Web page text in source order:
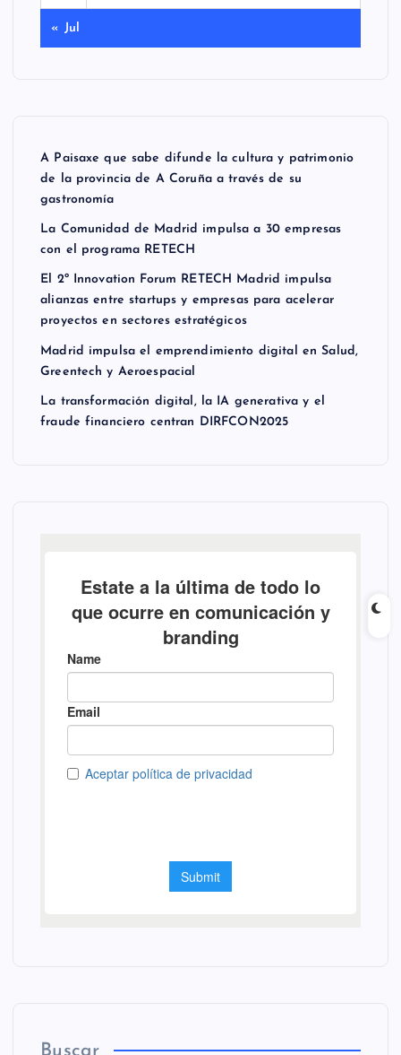
« Jul
A Paisaxe que sabe difunde la cultura y patrimonio
de la provincia de A Coruña a través de su
gastronomía
La Comunidad de Madrid impulsa a 30 empresas
con el programa RETECH
El 2º Innovation Forum RETECH Madrid impulsa
alianzas entre startups y empresas para acelerar
proyectos en sectores estratégicos
Madrid impulsa el emprendimiento digital en Salud,
Greentech y Aeroespacial
La transformación digital, la IA generativa y el
fraude financiero centran DIRFCON2025
Buscar